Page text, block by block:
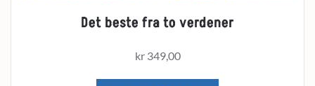
Det beste fra to verdener
kr349,00